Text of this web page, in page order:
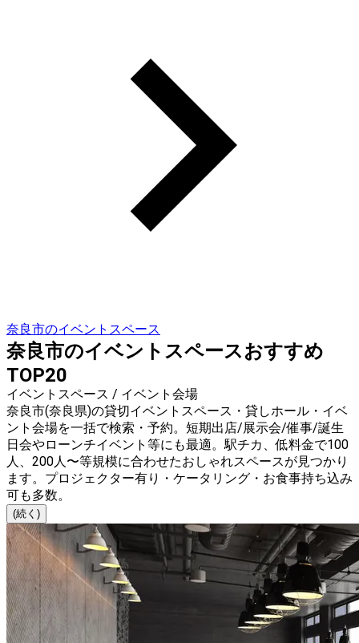
奈良市のイベントスペース
奈良市のイベントスペースおすすめ
TOP20
イベントスペース / イベント会場
奈良市(奈良県)の貸切イベントスペース・貸しホール・イベ
ント会場を一括で検索・予約。短期出店/展示会/催事/誕生
日会やローンチイベント等にも最適。駅チカ、低料金で100
人、200人〜等規模に合わせたおしゃれスペースが見つかり
ます。プロジェクター有り・ケータリング・お食事持ち込み
可も多数。
(続く)